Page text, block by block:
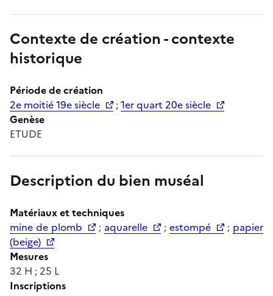
Contexte de création - contexte
historique
Période de création
2e moitié 19e siècle
;1er quart 20e siècle
Genèse
ETUDE
Description du bien muséal
Matériaux et techniques
mine de plomb
; aquarelle ; estompé ; papier
(beige)
Mesures
32 H ; 25 L
Inscriptions